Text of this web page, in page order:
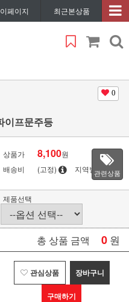
페이지 최근본상품
0
이프문주등
상품가 8,100원
배송비
(고정) 지역별관련상품
제품선택
총 상품 금액 0 원
관심상품 장바구니
구매하기